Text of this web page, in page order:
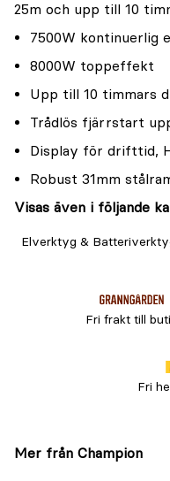
25m och upp till 10
7500W kontinuerlig
8000W toppeffekt
Upp till 10 timmars
Trådlös fjärrstart
Display för drifttid,
Robust 31mm
Visas även i följande
Elverktyg &
Fri frakt till
Fri
Mer från Champion